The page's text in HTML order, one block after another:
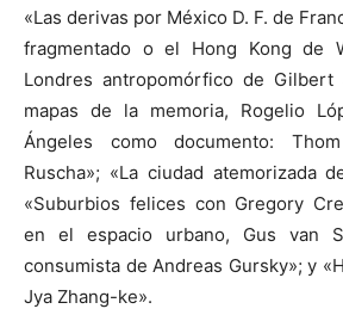
«Las derivas por México D. F. de
fragmentado o el Hong Kong de
Londres antropomórfico de Gilbert
mapas de la memoria, Rogelio
Ángeles como documento:
Ruscha»; «La ciudad atemorizada
«Suburbios felices con Gregory
en el espacio urbano, Gus van
consumista de Andreas Gursky»; y
Jya Zhang-ke».